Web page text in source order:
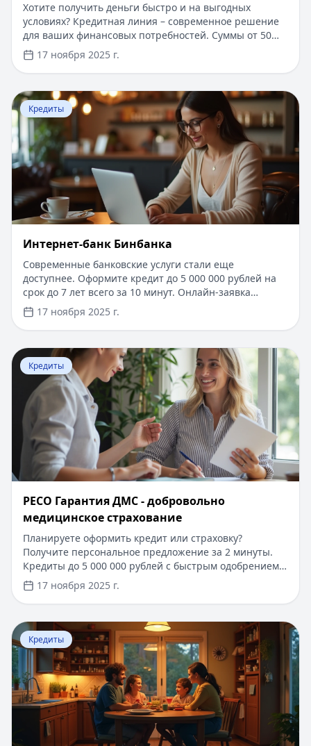
Хотите получить деньги быстро и на выгодных
условиях? Кредитная линия – современное решение
для ваших финансовых потребностей. Суммы от 50
000 до 30 000 000 рублей, сроком до 10 лет. Одобрение
за 1 день, минимальный пакет документов.
Возможность получения средств частями и оплаты
только за использованную сумму. Процентная ставка
от 10% годовых, для новых клиентов специальные
условия. Удобное управление через мобильное
приложение и онлайн-банкинг.
17 ноября 2025 г.
Перейти к статье:Интернет-банк Бинбанка
Кредиты
Интернет-банк Бинбанка
Современные банковские услуги стали еще
доступнее. Оформите кредит до 5 000 000 рублей на
срок до 7 лет всего за 10 минут. Онлайн-заявка
рассматривается моментально, нужен только
паспорт. Первые 14 дней - льготный период по
сниженной ставке. Получение средств на карту
любого банка в течение часа после одобрения.
Удобное управление кредитом через личный кабинет
с возможностью досрочного погашения без комиссий.
17 ноября 2025 г.
Перейти к статье:​РЕСО Гарантия ДМС - добровольно
Кредиты
​РЕСО Гарантия ДМС - добровольно
медицинское страхование
Планируете оформить кредит или страховку?
Получите персональное предложение за 2 минуты.
Кредиты до 5 000 000 рублей с быстрым одобрением
по паспорту. Первый займ под 0%, решение за 15
минут. На портале Кредитный Зай вы найдете
выгодные условия кредитования и страхования от
надежных компаний. Узнайте больше о программах
ДМС и других финансовых продуктах, подберите
оптимальное решение под ваши потребности.
17 ноября 2025 г.
Перейти к статье: Субсидии малоимущим семьям в
Кредиты